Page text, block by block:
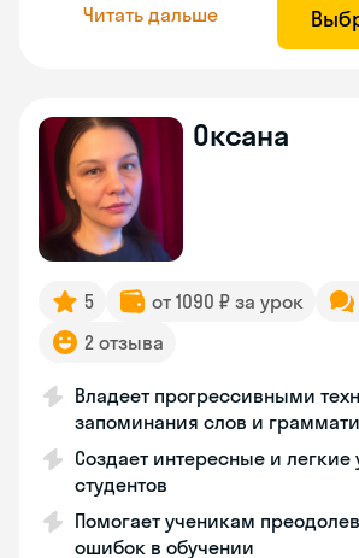
Читать дальше
Оксана
5 от 1090 ₽ за урок
2 отзыва
Владеет прогрессивными
запоминания слов и
Создает интересные и легкие
студентов
Помогает ученикам
ошибок в обучении